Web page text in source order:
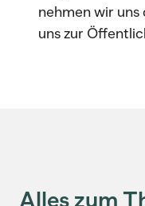
nehmen wir
uns zur
Alles zum